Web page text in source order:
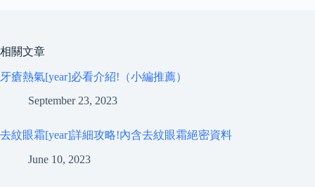
相關文章
牙瘡熱氣[year]必看介紹!（小編推薦）
September 23, 2023
去紋眼霜[year]詳細攻略!內含去紋眼霜絕密資料
June 10, 2023